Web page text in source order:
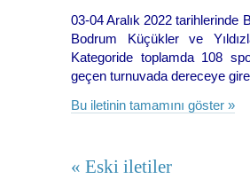
03-04 Aralık 2022 tarihlerinde
Bodrum Küçükler ve
Kategoride toplamda 108
geçen turnuvada dereceye
Bu iletinin tamamını göster »
« Eski iletiler